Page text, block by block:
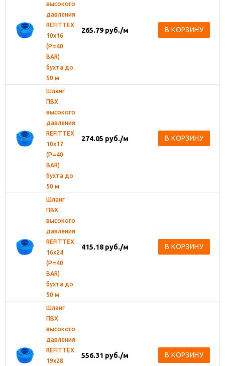
высокого
давления
REFITTEX
10х16
(Р=40
BAR)
бухта до
50 м
265.79 руб./м В КОРЗИНУ
Шланг
ПВХ
высокого
давления
REFITTEX
10х17
(Р=40
BAR)
бухта до
50 м
274.05 руб./м В КОРЗИНУ
Шланг
ПВХ
высокого
давления
REFITTEX
16х24
(Р=40
BAR)
бухта до
50 м
415.18 руб./м В КОРЗИНУ
Шланг
ПВХ
высокого
давления
REFITTEX
19х28
556.31 руб./м В КОРЗИНУ